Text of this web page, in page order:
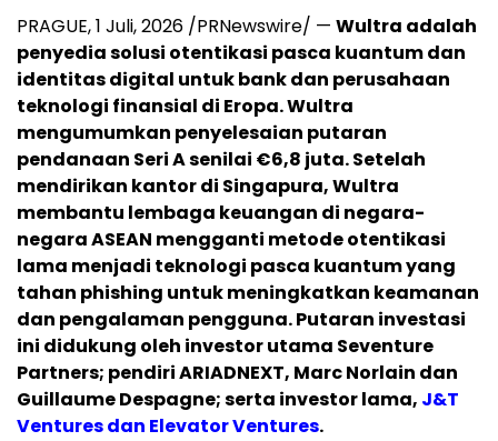
PRAGUE,1 Juli, 2026 /PRNewswire/ — Wultra adalah
penyedia solusi otentikasi pasca kuantum dan
identitas digital untuk bank dan perusahaan
teknologi finansial di Eropa. Wultra
mengumumkan penyelesaian putaran
pendanaan Seri A senilai €6,8 juta.Setelah
mendirikan kantor di Singapura, Wultra
membantu lembaga keuangan di negara-
negara ASEAN mengganti metode otentikasi
lama menjadi teknologi pasca kuantum yang
tahan phishing untuk meningkatkan keamanan
dan pengalaman pengguna. Putaran investasi
ini didukung oleh investor utama Seventure
Partners; pendiri ARIADNEXT, Marc Norlain dan
Guillaume Despagne; serta investor lama, J&T
Ventures dan Elevator Ventures.